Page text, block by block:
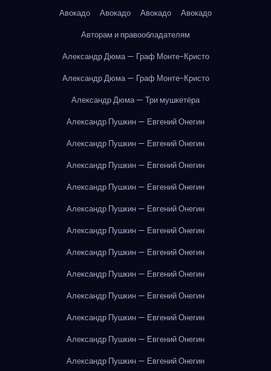
Авокадо
Авокадо Авокадо
Авокадо
Авторам и правообладателям
Александр Дюма — Граф Монте-Кристо
Александр Дюма — Граф Монте-Кристо
Александр Дюма — Три мушкетёра
Александр Пушкин — Евгений Онегин
Александр Пушкин — Евгений Онегин
Александр Пушкин — Евгений Онегин
Александр Пушкин — Евгений Онегин
Александр Пушкин — Евгений Онегин
Александр Пушкин — Евгений Онегин
Александр Пушкин — Евгений Онегин
Александр Пушкин — Евгений Онегин
Александр Пушкин — Евгений Онегин
Александр Пушкин — Евгений Онегин
Александр Пушкин — Евгений Онегин
Александр Пушкин — Евгений Онегин